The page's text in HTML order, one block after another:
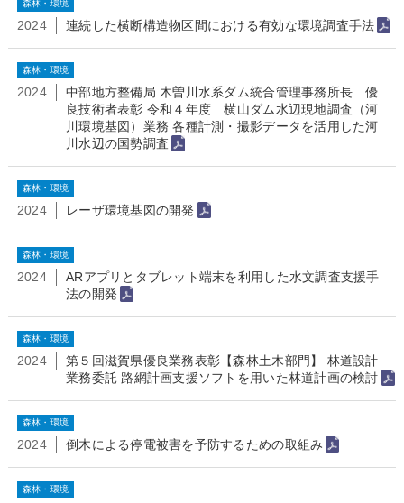
森林・環境
2024 連続した横断構造物区間における有効な環境調査手法
森林・環境
2024
中部地方整備局 木曽川水系ダム統合管理事務所長 優
良技術者表彰 令和４年度 横山ダム水辺現地調査（河
川環境基図）業務 各種計測・撮影データを活用した河
川水辺の国勢調査
森林・環境
2024 レーザ環境基図の開発
森林・環境
2024
ARアプリとタブレット端末を利用した水文調査支援手
法の開発
森林・環境
2024
第５回滋賀県優良業務表彰【森林土木部門】 林道設計
業務委託 路網計画支援ソフトを用いた林道計画の検討
森林・環境
2024 倒木による停電被害を予防するための取組み
森林・環境